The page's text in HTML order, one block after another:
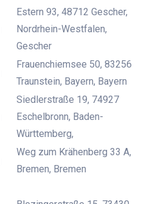
Estern 93, 48712 Gescher,
Nordrhein-Westfalen,
Gescher
Frauenchiemsee 50, 83256
Traunstein, Bayern, Bayern
Siedlerstraße 19, 74927
Eschelbronn, Baden-
Württemberg,
Weg zum Krähenberg 33 A,
Bremen, Bremen